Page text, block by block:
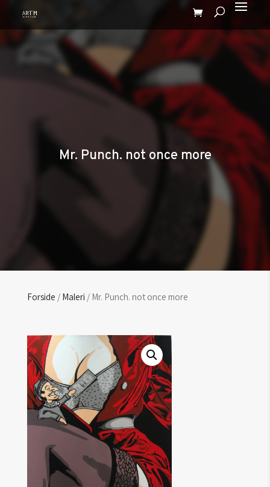
Mr. Punch. not once more
Forside / Maleri / Mr. Punch. not once more